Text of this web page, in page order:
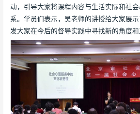
动，引导大家将课程内容与生活实际和社
系。学员们表示，吴老师的讲授给大家展
发大家在今后的督导实践中寻找新的角度和